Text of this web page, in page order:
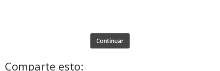
Continuar
Comparte esto: